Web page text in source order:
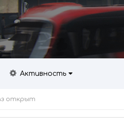
Активность
открыт